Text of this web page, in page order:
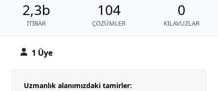
1 Üye
2,3b
İTIBAR
104
ÇÖZÜMLER
0
KILAVUZLAR
Uzmanlık alanımızdaki tamirler: